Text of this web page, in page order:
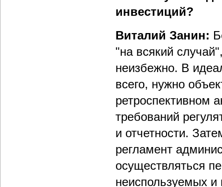
инвестиций?
Виталий Занин:
"на всякий
неизбежно. В
всего, нужно
ретроспективном
требований
и отчетности.
регламент
осуществляться
неиспользуемых